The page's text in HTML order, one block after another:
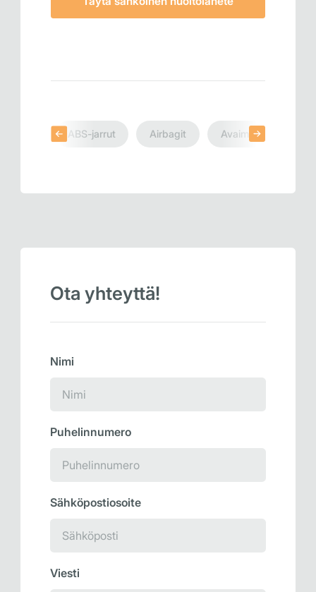
ABS-jarrut Airbagit Avaimet
Ota yhteyttä!
Nimi
Puhelinnumero
Sähköpostiosoite
Viesti